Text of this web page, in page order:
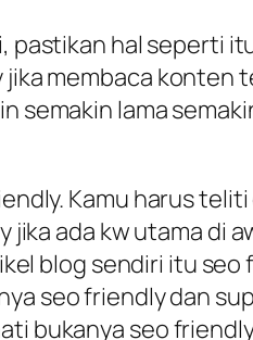
hal seperti
membaca
semakin lama
Kamu harus
ada kw utama di
blog sendiri itu seo
seo friendly dan
bukanya seo